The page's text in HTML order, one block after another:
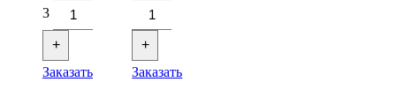
3
+
Заказать
+
Заказать